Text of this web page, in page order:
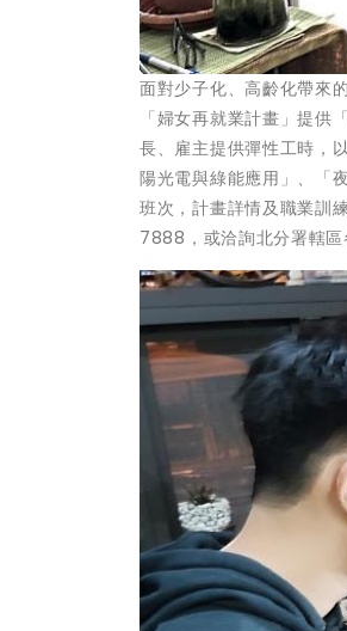
面對少子化、高齡化帶來
「婦女再就業計畫」提
長、雇主提供彈性工時，
陽光電與綠能應用」、「
班次，計畫詳情及職業訓
7888，或洽詢北分署轄區